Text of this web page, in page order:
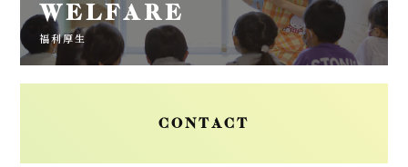
WELFARE
福利厚生
CONTACT